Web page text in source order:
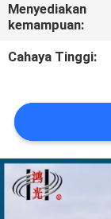
HUBUNGI
KAMI
BERITA
Menyediakan
kemampuan:
Cahaya Tinggi: